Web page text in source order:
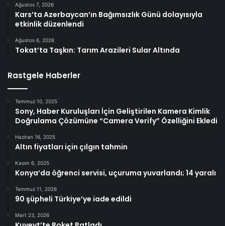
Ağustos 7, 2026
Kars’ta Azerbaycan’ın Bağımsızlık Günü dolayısıyla
etkinlik düzenlendi
Ağustos 6, 2026
Tokat’ta Taşkın: Tarım Arazileri Sular Altında
Rastgele Haberler
Temmuz 10, 2025
Sony, Haber Kuruluşları İçin Geliştirilen Kamera Kimlik
Doğrulama Çözümüne “Camera Verify” Özelliğini Ekledi
Haziran 16, 2025
Altın fiyatları için çılgın tahmin
Kasım 6, 2025
Konya’da öğrenci servisi, uçuruma yuvarlandı; 14 yaralı
Temmuz 11, 2026
90 şüpheli Türkiye’ye iade edildi
Mart 23, 2026